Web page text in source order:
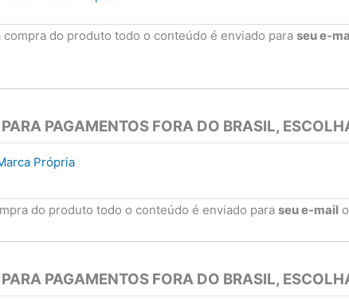
do produto todo o conteúdo é enviado para seu e-
PARA PAGAMENTOS FORA DO BRASIL,
do produto todo o conteúdo é enviado para seu e-mail
PARA PAGAMENTOS FORA DO BRASIL,